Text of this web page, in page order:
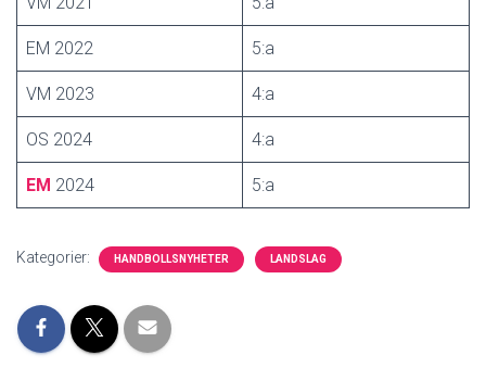
EM 2022 5:a
VM 2023 4:a
OS 2024 4:a
EM 2024 5:a
Kategorier: HANDBOLLSNYHETER LANDSLAG